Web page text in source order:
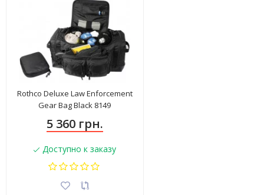
Rothco Deluxe Law Enforcement
Gear Bag Black 8149
5 360 грн.
Доступно к заказу